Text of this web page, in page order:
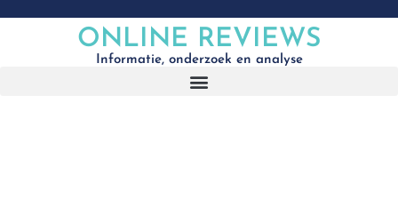
ONLINE REVIEWS
Informatie, onderzoek en analyse